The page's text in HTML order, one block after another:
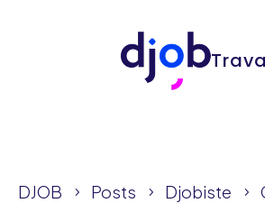
DJOB 5 Posts 5 Djobiste 5